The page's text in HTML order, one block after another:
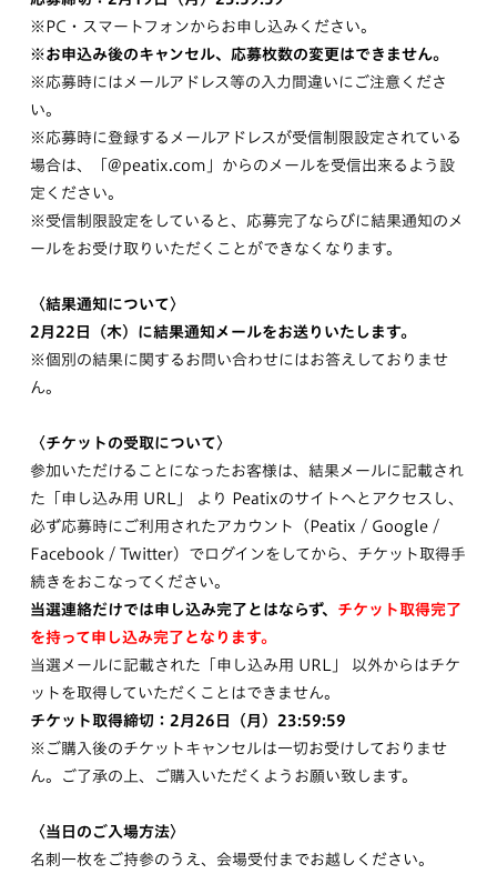
※PC・スマートフォンからお申し込みください。
※お申込み後のキャンセル、応募枚数の変更はできません。
※応募時にはメールアドレス等の入力間違いにご注意くださ
い。
※応募時に登録するメールアドレスが受信制限設定されている
場合は、「@peatix.com」からのメールを受信出来るよう設
定ください。
※受信制限設定をしていると、応募完了ならびに結果通知のメ
ールをお受け取りいただくことができなくなります。
〈結果通知について〉
2月22日（木）に結果通知メールをお送りいたします。
※個別の結果に関するお問い合わせにはお答えしておりませ
ん。
〈チケットの受取について〉
参加いただけることになったお客様は、結果メールに記載され
た「申し込み用 URL」 より Peatixのサイトへとアクセスし、
必ず応募時にご利用されたアカウント（Peatix / Google /
Facebook / Twitter）でログインをしてから、チケット取得手
続きをおこなってください。
当選連絡だけでは申し込み完了とはならず、
チケット取得完了
を持って申し込み完了となります。
当選メールに記載された「申し込み用 URL」 以外からはチケ
ットを取得していただくことはできません。
チケット取得締切：2月26日（月）23:59:59
※ご購入後のチケットキャンセルは一切お受けしておりませ
ん。ご了承の上、ご購入いただくようお願い致します。
〈当日のご入場方法〉
名刺一枚をご持参のうえ、会場受付までお越しください。